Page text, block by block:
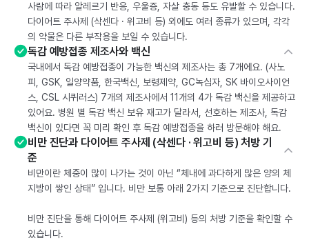
사람에 따라 알레르기 반응, 우울증, 자살 충동 등도 유발할 수 있습니다.
다이어트 주사제 (삭센다 · 위고비 등) 외에도 여러 종류가 있으며, 각각
의 약물은 다른 부작용을 보일 수 있습니다.
독감 예방접종 제조사와 백신
국내에서 독감 예방접종이 가능한 백신의 제조사는 총 7개에요. (사노
피, GSK, 일양약품, 한국백신, 보령제약, GC녹십자, SK 바이오사이언
스, CSL 시퀴러스) 7개의 제조사에서 11개의 4가 독감 백신을 제공하고
있어요. 병원 별 독감 백신 보유 재고가 달라서, 선호하는 제조사, 독감
백신이 있다면 꼭 미리 확인 후 독감 예방접종을 하러 방문해야 해요.
비만 진단과 다이어트 주사제 (삭센다 · 위고비 등) 처방 기
준
비만이란 체중이 많이 나가는 것이 아닌 “체내에 과다하게 많은 양의 체
지방이 쌓인 상태” 입니다. 비만 보통 아래 2가지 기준으로 진단합니다.
비만 진단을 통해 다이어트 주사제 (위고비) 등의 처방 기준을 확인할 수
있습니다.